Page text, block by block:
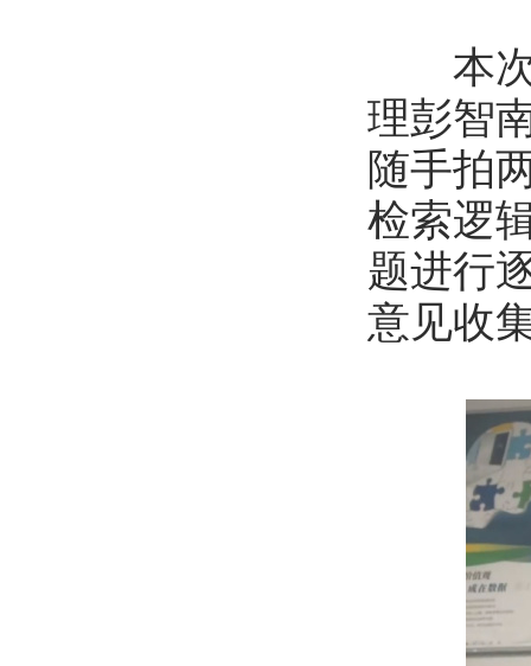
本次
理彭智
随手拍
检索逻
题进行
意见收